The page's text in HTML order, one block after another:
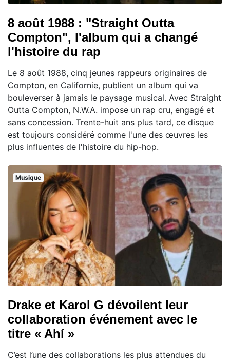
8 août 1988 : "Straight Outta
Compton", l'album qui a changé
l'histoire du rap
Le 8 août 1988, cinq jeunes rappeurs originaires de
Compton, en Californie, publient un album qui va
bouleverser à jamais le paysage musical. Avec Straight
Outta Compton, N.W.A. impose un rap cru, engagé et
sans concession. Trente-huit ans plus tard, ce disque
est toujours considéré comme l'une des œuvres les
plus influentes de l'histoire du hip-hop.
Musique
Drake et Karol G dévoilent leur
collaboration événement avec le
titre « Ahí »
C’est l’une des collaborations les plus attendues du